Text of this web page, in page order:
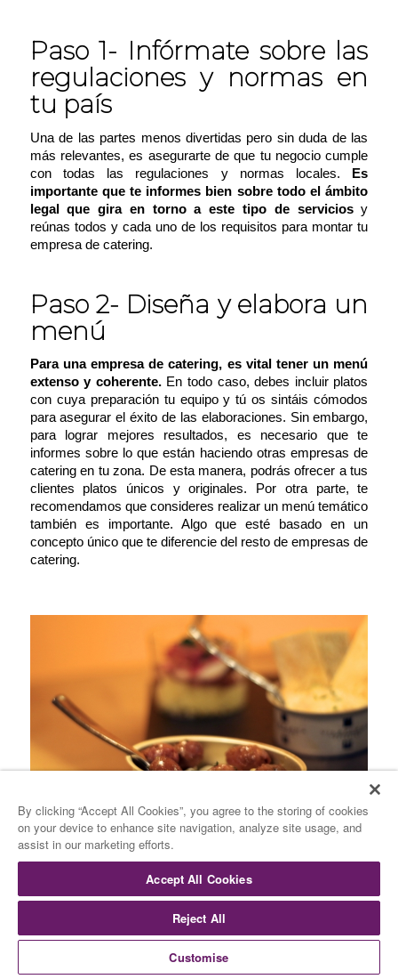
Paso 1- Infórmate sobre las
regulaciones y normas en
tu país
Una de las partes menos divertidas pero sin duda de las
más relevantes, es asegurarte de que tu negocio cumple
con todas las regulaciones y normas locales. Es
importante que te informes bien sobre todo el ámbito
legal que gira en torno a este tipo de serviciosy
reúnas todos y cada uno de los requisitos para montar tu
empresa de catering.
Paso 2- Diseña y elabora un
menú
Para una empresa de catering, es vital tener un menú
extenso y coherente.En todo caso, debes incluir platos
con cuya preparación tu equipo y tú os sintáis cómodos
para asegurar el éxito de las elaboraciones. Sin embargo,
para lograr mejores resultados, es necesario que te
informes sobre lo que están haciendo otras empresas de
catering en tu zona. De esta manera, podrás ofrecer a tus
clientes platos únicos y originales. Por otra parte, te
recomendamos que consideres realizar un menú temático
también es importante. Algo que esté basado en un
concepto único que te diferencie del resto de empresas de
catering.
Paso 3- Administrar
correctamente todo el
aspecto financiero
By clicking “Accept All Cookies”, you agree to the storing of cookies
on your device to enhance site navigation, analyze site usage, and
assist in our marketing efforts.
Accept All Cookies
Reject All
Customise